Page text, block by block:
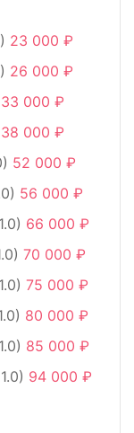
23 000
26 000
33 000
38 000
52 000
56 000
66 000
70 000
75 000
80 000
85 000
94 000